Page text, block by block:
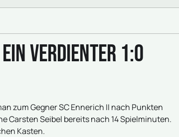
verdienter 1:0
zum Gegner SC Ennerich II nach Punkten
Carsten Seibel bereits nach 14 Spielminuten.
Kasten.